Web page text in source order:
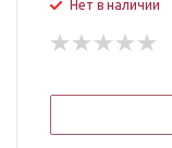
Нет в наличии